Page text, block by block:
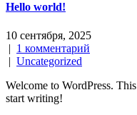
Hello world!
10 сентября, 2025
| 1 комментарий
| Uncategorized
Welcome to WordPress.
start writing!